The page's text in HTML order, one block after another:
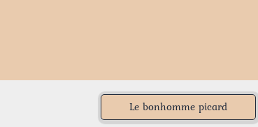
Le bonhomme picard